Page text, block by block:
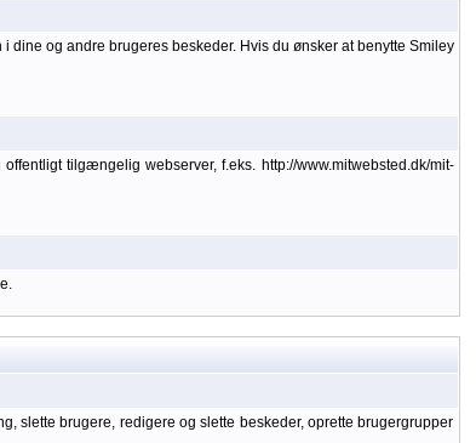
dine og andre brugeres beskeder. Hvis du ønsker at benytte Smiley
tilgængelig webserver, f.eks. http://www.mitwebsted.dk/mit-
slette brugere, redigere og slette beskeder, oprette brugergrupper